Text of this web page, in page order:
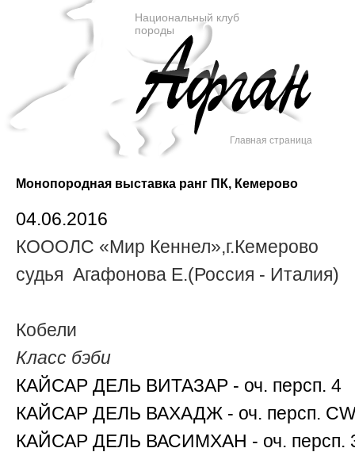
Национальный клуб
породы
Главная страница
Монопородная выставка ранг ПК, Кемерово
04.06.2016
КОООЛС «Мир Кеннел»,г.Кемерово
судья Агафонова Е.(Россия - Италия)
Кобели
Класс бэби
КАЙСАР ДЕЛЬ ВИТАЗАР - оч. персп. 4
КАЙСАР ДЕЛЬ ВАХАДЖ - оч. персп.
КАЙСАР ДЕЛЬ ВАСИМХАН - оч. персп.